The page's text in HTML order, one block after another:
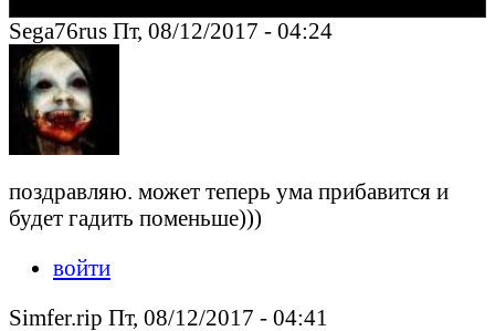
Sega76rus Пт, 08/12/2017 - 04:24
поздравляю. может теперь ума прибавится и
будет гадить поменьше)))
войти
Simfer.rip Пт, 08/12/2017 - 04:41